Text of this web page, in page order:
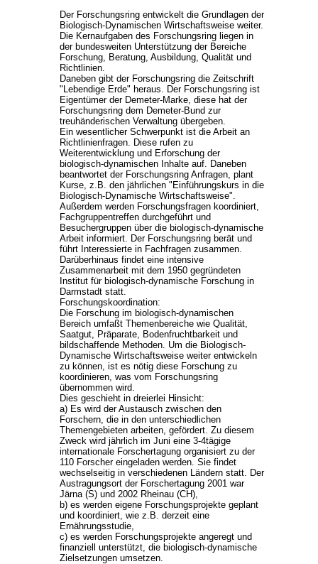
Der Forschungsring entwickelt die Grundlagen der
Biologisch-Dynamischen Wirtschaftsweise weiter.
Die Kernaufgaben des Forschungsring liegen in
der bundesweiten Unterstützung der Bereiche
Forschung, Beratung, Ausbildung, Qualität und
Richtlinien.
Daneben gibt der Forschungsring die Zeitschrift
"Lebendige Erde" heraus. Der Forschungsring ist
Eigentümer der Demeter-Marke, diese hat der
Forschungsring dem Demeter-Bund zur
treuhänderischen Verwaltung übergeben.
Ein wesentlicher Schwerpunkt ist die Arbeit an
Richtlinienfragen. Diese rufen zu
Weiterentwicklung und Erforschung der
biologisch-dynamischen Inhalte auf. Daneben
beantwortet der Forschungsring Anfragen, plant
Kurse, z.B. den jährlichen "Einführungskurs in die
Biologisch-Dynamische Wirtschaftsweise".
Außerdem werden Forschungsfragen koordiniert,
Fachgruppentreffen durchgeführt und
Besuchergruppen über die biologisch-dynamische
Arbeit informiert. Der Forschungsring berät und
führt Interessierte in Fachfragen zusammen.
Darüberhinaus findet eine intensive
Zusammenarbeit mit dem 1950 gegründeten
Institut für biologisch-dynamische Forschung in
Darmstadt statt.
Forschungskoordination:
Die Forschung im biologisch-dynamischen
Bereich umfaßt Themenbereiche wie Qualität,
Saatgut, Präparate, Bodenfruchtbarkeit und
bildschaffende Methoden. Um die Biologisch-
Dynamische Wirtschaftsweise weiter entwickeln
zu können, ist es nötig diese Forschung zu
koordinieren, was vom Forschungsring
übernommen wird.
Dies geschieht in dreierlei Hinsicht:
a) Es wird der Austausch zwischen den
Forschern, die in den unterschiedlichen
Themengebieten arbeiten, gefördert. Zu diesem
Zweck wird jährlich im Juni eine 3-4tägige
internationale Forschertagung organisiert zu der
110 Forscher eingeladen werden. Sie findet
wechselseitig in verschiedenen Ländern statt. Der
Austragungsort der Forschertagung 2001 war
Järna (S) und 2002 Rheinau (CH),
b) es werden eigene Forschungsprojekte geplant
und koordiniert, wie z.B. derzeit eine
Ernährungsstudie,
c) es werden Forschungsprojekte angeregt und
finanziell unterstützt, die biologisch-dynamische
Zielsetzungen umsetzen.